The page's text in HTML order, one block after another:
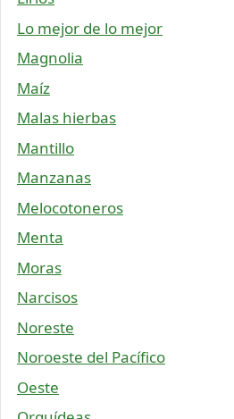
Lo mejor de lo mejor
Magnolia
Maíz
Malas hierbas
Mantillo
Manzanas
Melocotoneros
Menta
Moras
Narcisos
Noreste
Noroeste del Pacífico
Oeste